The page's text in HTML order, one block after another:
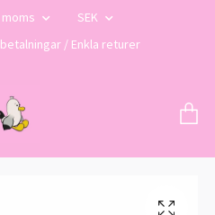
moms
SEK
/ Enkla returer